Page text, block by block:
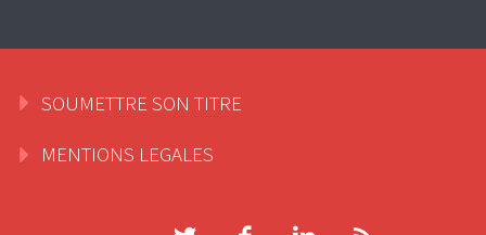
SOUMETTRE SON TITRE
MENTIONS LEGALES